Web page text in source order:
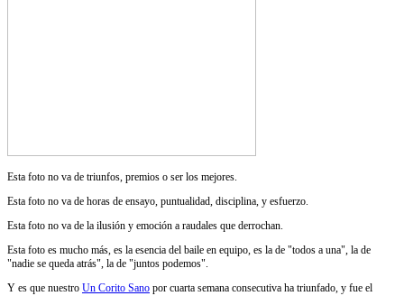
Esta foto no va de triunfos, premios o ser los mejores.
Esta foto no va de horas de ensayo, puntualidad, disciplina, y esfuerzo.
Esta foto no va de la ilusión y emoción a raudales que derrochan.
Esta foto es mucho más, es la esencia del baile en equipo, es la de "todos a una", la de
"nadie se queda atrás", la de "juntos podemos".
Y es que nuestro Un Corito Sano por cuarta semana consecutiva ha triunfado, y fue el